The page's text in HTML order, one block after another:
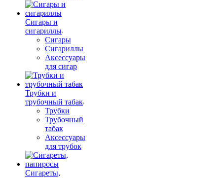
Сигары и
сигариллы
Сигары
Сигариллы
Аксессуары
для сигар
Трубки и
трубочный табак
Трубки
Трубочный
табак
Аксессуары
для трубок
Сигареты,